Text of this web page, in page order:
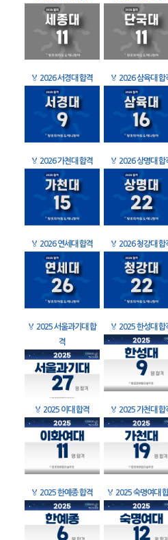
🏅 2026 서경대 합격 🏅 2026 삼육대 합
🏅 2026 가천대 합격 🏅 2026 상명대 합
🏅 2026 연세대 합격 🏅 2026 청강대 합
🏅 2025 서울과기대 합
격
🏅 2025 한성대 합
🏅 2025 이대 합격 🏅 2025 가천대 합
🏅 2025 한예종 합격 🏅 2025 숙명여대